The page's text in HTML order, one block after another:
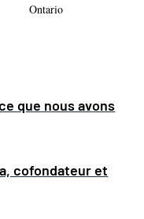
Ontario
que nous avons
cofondateur et